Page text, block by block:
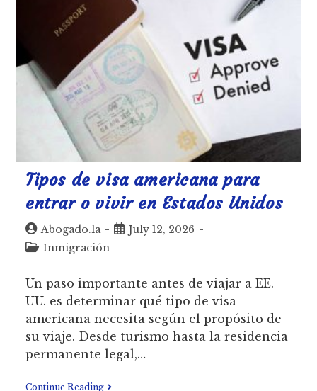
Tipos de visa americana para
entrar o vivir en Estados Unidos
Abogado.la
July 12, 2026
Inmigración
Un paso importante antes de viajar a EE.
UU. es determinar qué tipo de visa
americana necesita según el propósito de
su viaje. Desde turismo hasta la residencia
permanente legal,…
Continue Reading